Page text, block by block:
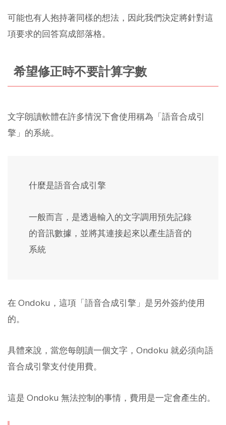
可能也有人抱持著同樣的想法，因此我們決定將針對這
項要求的回答寫成部落格。
希望修正時不要計算字數
文字朗讀軟體在許多情況下會使用稱為「語音合成引
擎」的系統。
什麼是語音合成引擎
一般而言，是透過輸入的文字調用預先記錄
的音訊數據，並將其連接起來以產生語音的
系統
在 Ondoku，這項「語音合成引擎」是另外簽約使用
的。
具體來說，當您每朗讀一個文字，Ondoku 就必須向語
音合成引擎支付使用費。
這是 Ondoku 無法控制的事情，費用是一定會產生的。